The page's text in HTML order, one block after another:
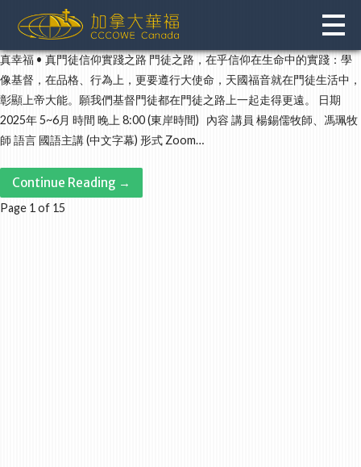
content
真幸福 • 真門徒信仰實踐之路 門徒之路，在乎信仰在生命中的實踐：學
像基督，在品格、行為上，更要遵行大使命，天國福音就在門徒生活中，
彰顯上帝大能。願我們基督門徒都在門徒之路上一起走得更遠。 日期
2025年 5~6月 時間 晚上 8:00 (東岸時間) 內容 講員 楊錫儒牧師、馮珮牧
師 語言 國語主講 (中文字幕) 形式 Zoom…
Continue Reading →
Post
Page 1 of 15